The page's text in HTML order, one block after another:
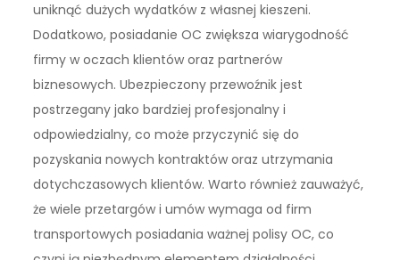
uniknąć dużych wydatków z własnej kieszeni.
Dodatkowo, posiadanie OC zwiększa wiarygodność
firmy w oczach klientów oraz partnerów
biznesowych. Ubezpieczony przewoźnik jest
postrzegany jako bardziej profesjonalny i
odpowiedzialny, co może przyczynić się do
pozyskania nowych kontraktów oraz utrzymania
dotychczasowych klientów. Warto również zauważyć,
że wiele przetargów i umów wymaga od firm
transportowych posiadania ważnej polisy OC, co